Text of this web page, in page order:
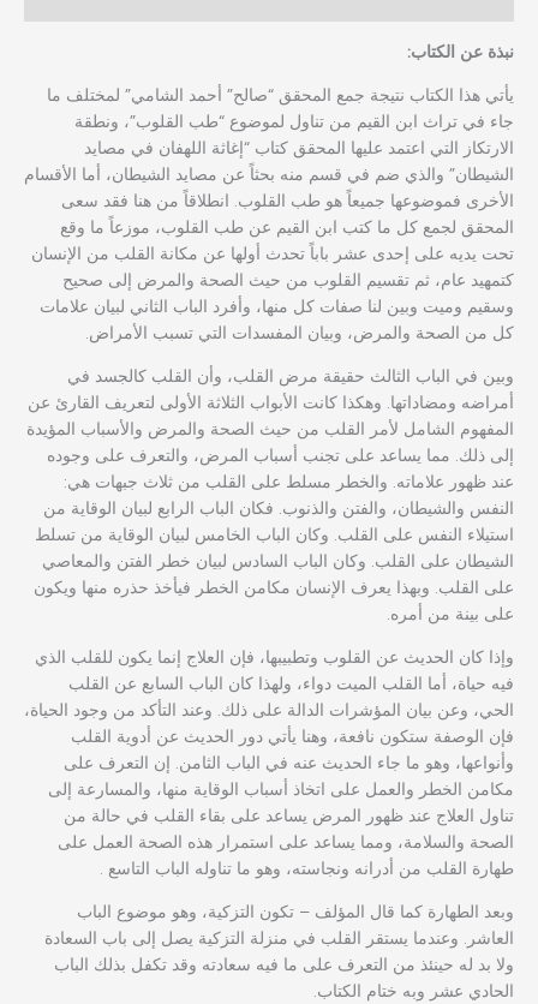
نبذة عن الكتاب:
يأتي هذا الكتاب نتيجة جمع المحقق “صالح” أحمد الشامي” لمختلف ما
جاء في تراث ابن القيم من تناول لموضوع “طب القلوب”، ونطقة
الارتكاز التي اعتمد عليها المحقق كتاب “إغاثة اللهفان في مصايد
الشيطان” والذي ضم في قسم منه بحثاً عن مصايد الشيطان، أما الأقسام
الأخرى فموضوعها جميعاً هو طب القلوب. انطلاقاً من هنا فقد سعى
المحقق لجمع كل ما كتب ابن القيم عن طب القلوب، موزعاً ما وقع
تحت يديه على إحدى عشر باباً تحدث أولها عن مكانة القلب من الإنسان
كتمهيد عام، ثم تقسيم القلوب من حيث الصحة والمرض إلى صحيح
وسقيم وميت وبين لنا صفات كل منها، وأفرد الباب الثاني لبيان علامات
كل من الصحة والمرض، وبيان المفسدات التي تسبب الأمراض.
وبين في الباب الثالث حقيقة مرض القلب، وأن القلب كالجسد في
أمراضه ومضاداتها. وهكذا كانت الأبواب الثلاثة الأولى لتعريف القارئ عن
المفهوم الشامل لأمر القلب من حيث الصحة والمرض والأسباب المؤيدة
إلى ذلك. مما يساعد على تجنب أسباب المرض، والتعرف على وجوده
عند ظهور علاماته. والخطر مسلط على القلب من ثلاث جبهات هي:
النفس والشيطان، والفتن والذنوب. فكان الباب الرابع لبيان الوقاية من
استيلاء النفس على القلب. وكان الباب الخامس لبيان الوقاية من تسلط
الشيطان على القلب. وكان الباب السادس لبيان خطر الفتن والمعاصي
على القلب. وبهذا يعرف الإنسان مكامن الخطر فيأخذ حذره منها ويكون
على بينة من أمره.
وإذا كان الحديث عن القلوب وتطبيبها، فإن العلاج إنما يكون للقلب الذي
فيه حياة، أما القلب الميت دواء، ولهذا كان الباب السابع عن القلب
الحي، وعن بيان المؤشرات الدالة على ذلك. وعند التأكد من وجود الحياة،
فإن الوصفة ستكون نافعة، وهنا يأتي دور الحديث عن أدوية القلب
وأنواعها، وهو ما جاء الحديث عنه في الباب الثامن. إن التعرف على
مكامن الخطر والعمل على اتخاذ أسباب الوقاية منها، والمسارعة إلى
تناول العلاج عند ظهور المرض يساعد على بقاء القلب في حالة من
الصحة والسلامة، ومما يساعد على استمرار هذه الصحة العمل على
طهارة القلب من أدرانه ونجاسته، وهو ما تناوله الباب التاسع .
وبعد الطهارة كما قال المؤلف – تكون التزكية، وهو موضوع الباب
العاشر. وعندما يستقر القلب في منزلة التزكية يصل إلى باب السعادة
ولا بد له حينئذ من التعرف على ما فيه سعادته وقد تكفل بذلك الباب
الحادي عشر وبه ختام الكتاب.